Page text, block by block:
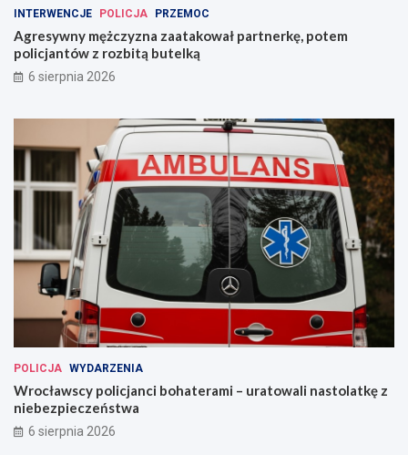
INTERWENCJE POLICJA PRZEMOC
Agresywny mężczyzna zaatakował partnerkę, potem
policjantów z rozbitą butelką
6 sierpnia 2026
POLICJA WYDARZENIA
Wrocławscy policjanci bohaterami – uratowali nastolatkę z
niebezpieczeństwa
6 sierpnia 2026